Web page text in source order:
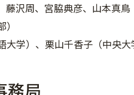
藤沢周、宮脇典彦、山本真
学）、栗山千香子（中央大
務局